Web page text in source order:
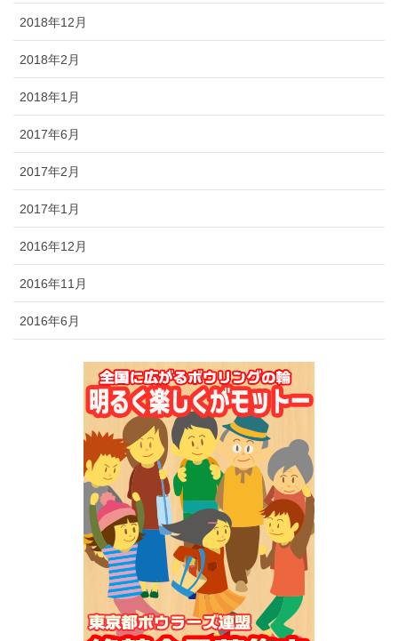
2018年12月
2018年2月
2018年1月
2017年6月
2017年2月
2017年1月
2016年12月
2016年11月
2016年6月